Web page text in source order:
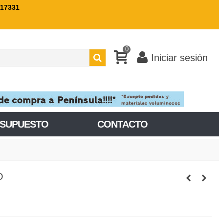
0
Iniciar sesión
CONTACTO